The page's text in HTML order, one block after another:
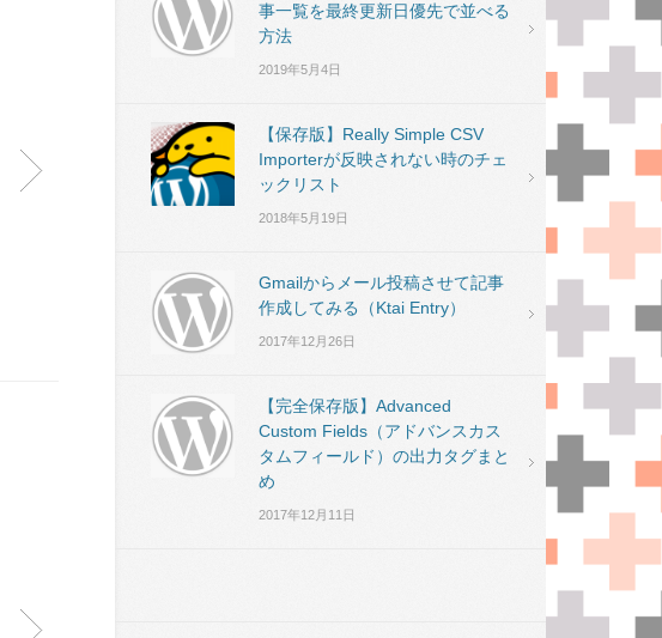
事一覧を最終更新日優先で並べる
方法
2019年5月4日
【保存版】Really Simple CSV
Importerが反映されない時のチェ
ックリスト
2018年5月19日
Gmailからメール投稿させて記事
作成してみる（Ktai Entry）
2017年12月26日
【完全保存版】Advanced
Custom Fields（アドバンスカス
タムフィールド）の出力タグまと
め
2017年12月11日